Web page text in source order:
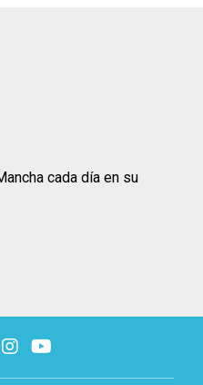
cada día en su